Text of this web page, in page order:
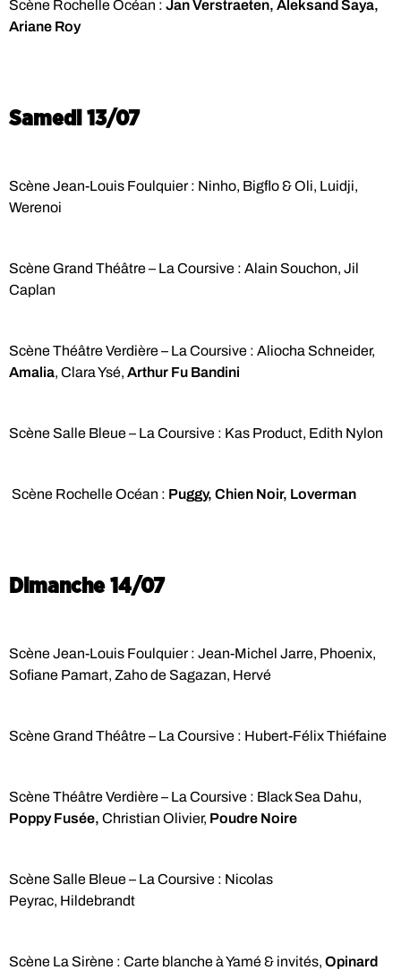
Scène Rochelle Océan : Jan Verstraeten, Aleksand Saya,
Ariane Roy
Samedi 13/07
Scène Jean-Louis Foulquier : Ninho, Bigflo & Oli, Luidji,
Werenoi
Scène Grand Théâtre – La Coursive : Alain Souchon, Jil
Caplan
Scène Théâtre Verdière – La Coursive : Aliocha Schneider,
Amalia, Clara Ysé, Arthur Fu Bandini
Scène Salle Bleue – La Coursive : Kas Product, Edith Nylon
Scène Rochelle Océan : Puggy, Chien Noir, Loverman
Dimanche 14/07
Scène Jean-Louis Foulquier : Jean-Michel Jarre, Phoenix,
Sofiane Pamart, Zaho de Sagazan, Hervé
Scène Grand Théâtre – La Coursive : Hubert-Félix Thiéfaine
Scène Théâtre Verdière – La Coursive : Black Sea Dahu,
Poppy Fusée, Christian Olivier, Poudre Noire
Scène Salle Bleue – La Coursive : Nicolas
Peyrac, Hildebrandt
Scène La Sirène : Carte blanche à Yamé & invités, Opinard